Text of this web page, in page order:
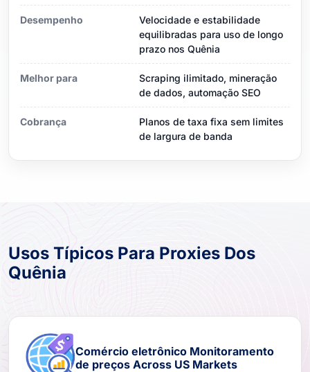
Desempenho
Velocidade e estabilidade
equilibradas para uso de longo
prazo nos Quênia
Melhor para
Scraping ilimitado, mineração
de dados, automação SEO
Cobrança
Planos de taxa fixa sem limites
de largura de banda
Usos Típicos Para Proxies Dos
Quênia
Comércio eletrônico Monitoramento
de preços Across US Markets